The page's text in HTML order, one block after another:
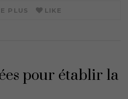
PLUS LIKE
pour établir la